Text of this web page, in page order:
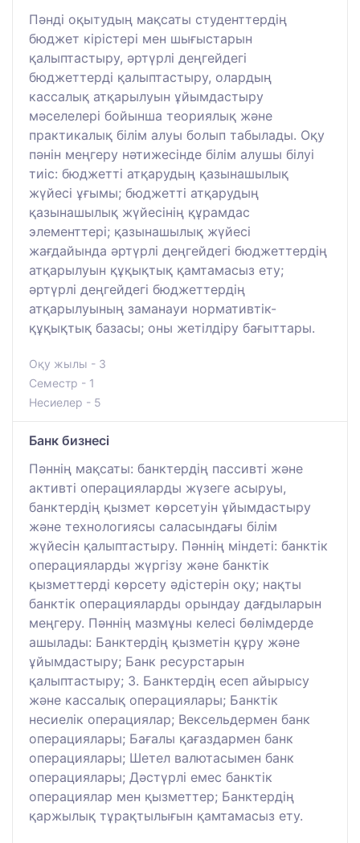
Пәнді оқытудың мақсаты студенттердің
бюджет кірістері мен шығыстарын
қалыптастыру, әртүрлі деңгейдегі
бюджеттерді қалыптастыру, олардың
кассалық атқарылуын ұйымдастыру
мәселелері бойынша теориялық және
практикалық білім алуы болып табылады. Оқу
пәнін меңгеру нәтижесінде білім алушы білуі
тиіс: бюджетті атқарудың қазынашылық
жүйесі ұғымы; бюджетті атқарудың
қазынашылық жүйесінің құрамдас
элементтері; қазынашылық жүйесі
жағдайында әртүрлі деңгейдегі бюджеттердің
атқарылуын құқықтық қамтамасыз ету;
әртүрлі деңгейдегі бюджеттердің
атқарылуының заманауи нормативтік-
құқықтық базасы; оны жетілдіру бағыттары.
Оқу жылы - 3
Семестр - 1
Несиелер - 5
Банк бизнесі
Пәннің мақсаты: банктердің пассивті және
активті операцияларды жүзеге асыруы,
банктердің қызмет көрсетуін ұйымдастыру
және технологиясы саласындағы білім
жүйесін қалыптастыру. Пәннің міндеті: банктік
операцияларды жүргізу және банктік
қызметтерді көрсету әдістерін оқу; нақты
банктік операцияларды орындау дағдыларын
меңгеру. Пәннің мазмұны келесі бөлімдерде
ашылады: Банктердің қызметін құру және
ұйымдастыру; Банк ресурстарын
қалыптастыру; 3. Банктердің есеп айырысу
және кассалық операциялары; Банктік
несиелік операциялар; Вексельдермен банк
операциялары; Бағалы қағаздармен банк
операциялары; Шетел валютасымен банк
операциялары; Дәстүрлі емес банктік
операциялар мен қызметтер; Банктердің
қаржылық тұрақтылығын қамтамасыз ету.